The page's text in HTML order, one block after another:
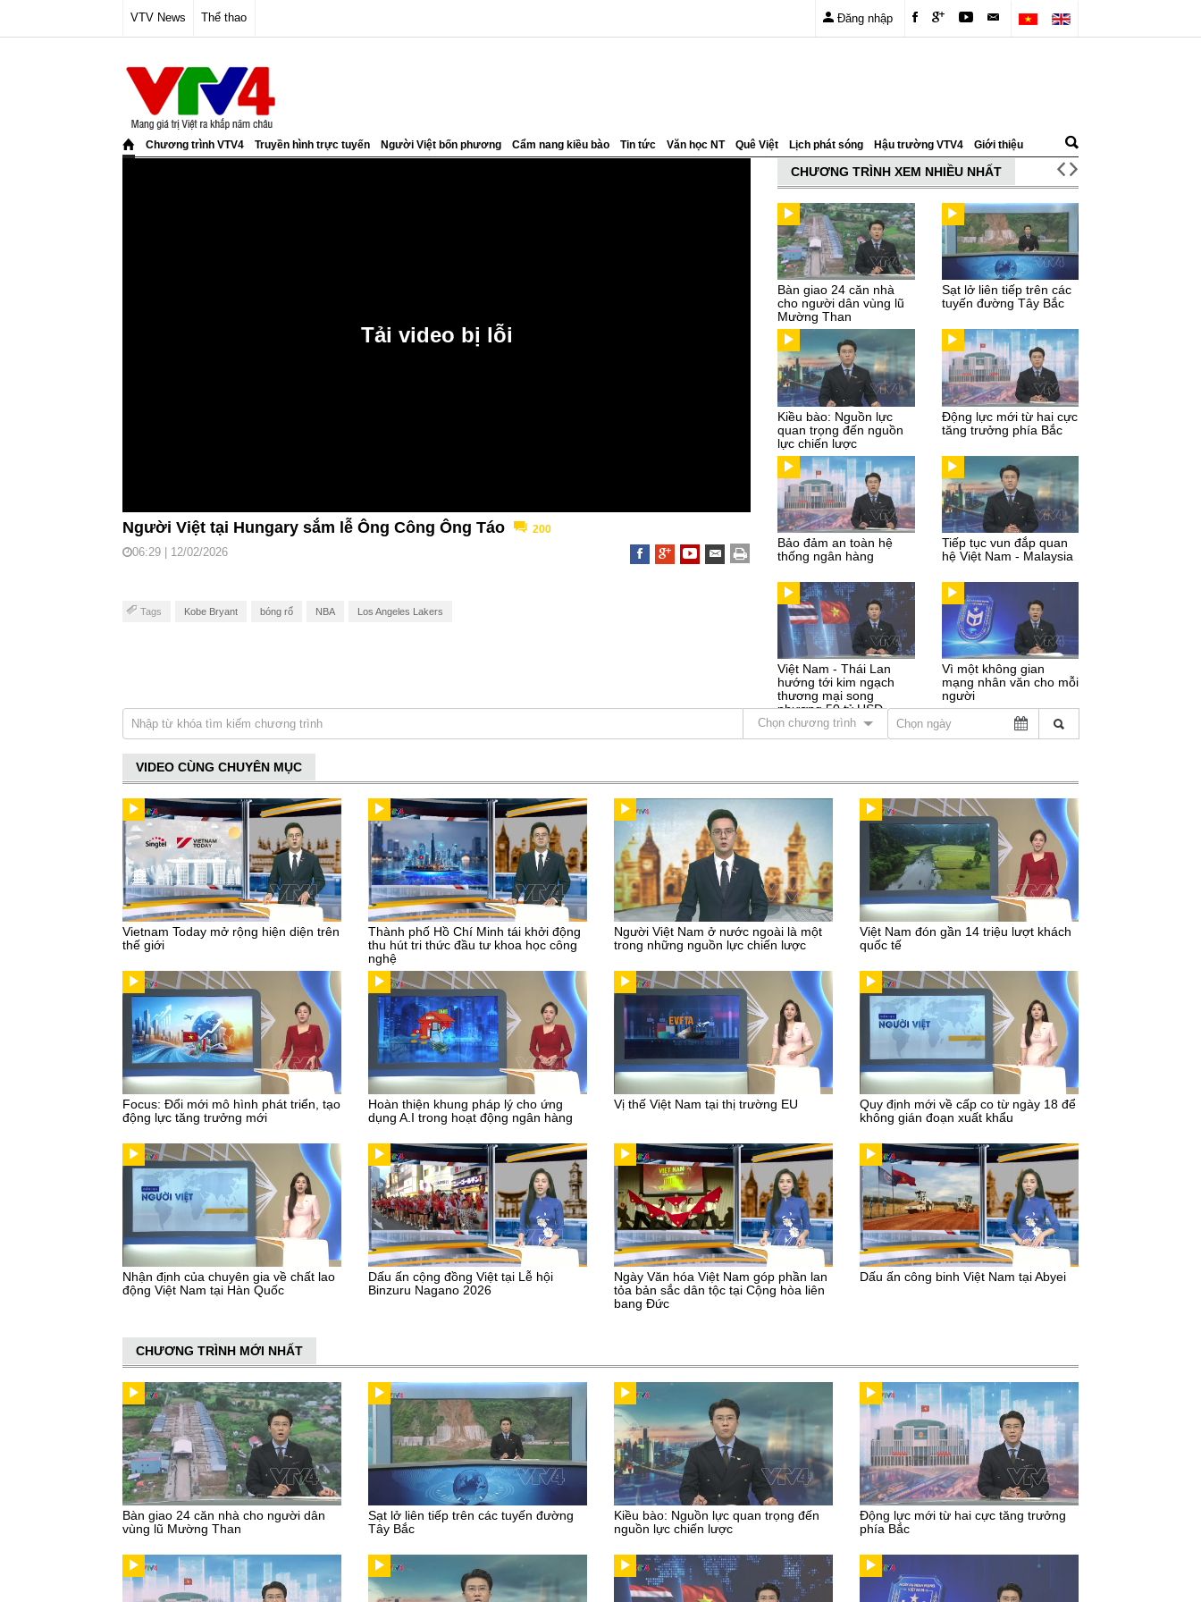
VTV News Thể thao Đăng nhập
Chương trình VTV4 Truyền hình trực tuyến Người Việt bốn phương Cẩm nang kiều bào Tin tức Văn học NT Quê Việt Lịch phát sóng Hậu trường VTV4 Giới thiệu
Người Việt tại Hungary sắm lễ Ông Công Ông Táo 200
06:29 | 12/02/2026
Tags Kobe Bryant bóng rổ NBA Los Angeles Lakers
CHƯƠNG TRÌNH XEM NHIỀU NHẤT
Bàn giao 24 căn nhà
cho người dân vùng lũ
Mường Than
Sạt lở liên tiếp trên các
tuyến đường Tây Bắc
Kiều bào: Nguồn lực
quan trọng đến nguồn
lực chiến lược
Động lực mới từ hai cực
tăng trưởng phía Bắc
Bảo đảm an toàn hệ
thống ngân hàng
Tiếp tục vun đắp quan
hệ Việt Nam - Malaysia
Việt Nam - Thái Lan
hướng tới kim ngạch
thương mại song
phương 50 tỷ USD
Vì một không gian
mạng nhân văn cho mỗi
người
Chọn chương trình
VIDEO CÙNG CHUYÊN MỤC
Vietnam Today mở rộng hiện diện trên
thế giới
Thành phố Hồ Chí Minh tái khởi động
thu hút tri thức đầu tư khoa học công
nghệ
Người Việt Nam ở nước ngoài là một
trong những nguồn lực chiến lược
Việt Nam đón gần 14 triệu lượt khách
quốc tế
Focus: Đổi mới mô hình phát triển, tạo
động lực tăng trưởng mới
Hoàn thiện khung pháp lý cho ứng
dụng A.I trong hoạt động ngân hàng
Vị thế Việt Nam tại thị trường EU
Quy định mới về cấp co từ ngày 18 để
không gián đoạn xuất khẩu
Nhận định của chuyên gia về chất lao
động Việt Nam tại Hàn Quốc
Dấu ấn cộng đồng Việt tại Lễ hội
Binzuru Nagano 2026
Ngày Văn hóa Việt Nam góp phần lan
tỏa bản sắc dân tộc tại Cộng hòa liên
bang Đức
Dấu ấn công binh Việt Nam tại Abyei
CHƯƠNG TRÌNH MỚI NHẤT
Bàn giao 24 căn nhà cho người dân
vùng lũ Mường Than
Sạt lở liên tiếp trên các tuyến đường
Tây Bắc
Kiều bào: Nguồn lực quan trọng đến
nguồn lực chiến lược
Động lực mới từ hai cực tăng trưởng
phía Bắc